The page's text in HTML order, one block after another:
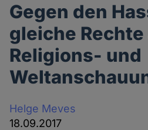
Gegen den
gleiche
Religions- und
Helge Meves
18.09.2017